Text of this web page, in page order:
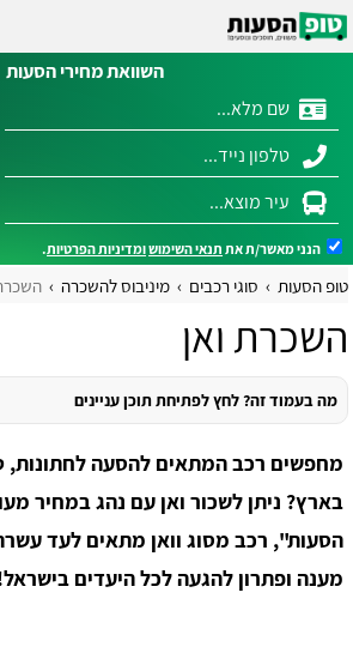
השוואת מחירי הסעות
הנני מאשר/ת את תנאי השימושומדיניות הפרטיות.
טופ הסעות סוגי רכבים מיניבוס להשכרה
השכרת ואן
מה בעמוד זה? לחץ לפתיחת תוכן עניינים
מחפשים רכב המתאים להסעה לחתונות,
בארץ? ניתן לשכור ואן עם נהג במחיר
הסעות", רכב מסוג וואן מתאים לעד
מענה ופתרון להגעה לכל היעדים